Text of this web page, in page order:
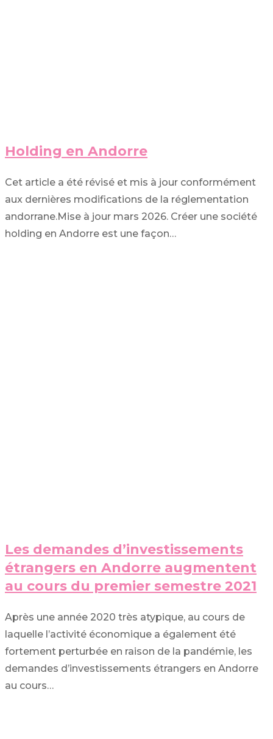
Holding en Andorre
Cet article a été révisé et mis à jour conformément
aux dernières modifications de la réglementation
andorrane.Mise à jour mars 2026. Créer une société
holding en Andorre est une façon…
Les demandes d’investissements
étrangers en Andorre augmentent
au cours du premier semestre 2021
Après une année 2020 très atypique, au cours de
laquelle l’activité économique a également été
fortement perturbée en raison de la pandémie, les
demandes d’investissements étrangers en Andorre
au cours…